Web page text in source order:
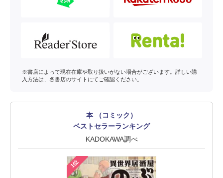
※書店によって現在在庫や取り扱いがない場合がございます。詳しい購
入方法は、各書店のサイトにてご確認ください。
本 （コミック）
ベストセラーランキング
KADOKAWA調べ
1位